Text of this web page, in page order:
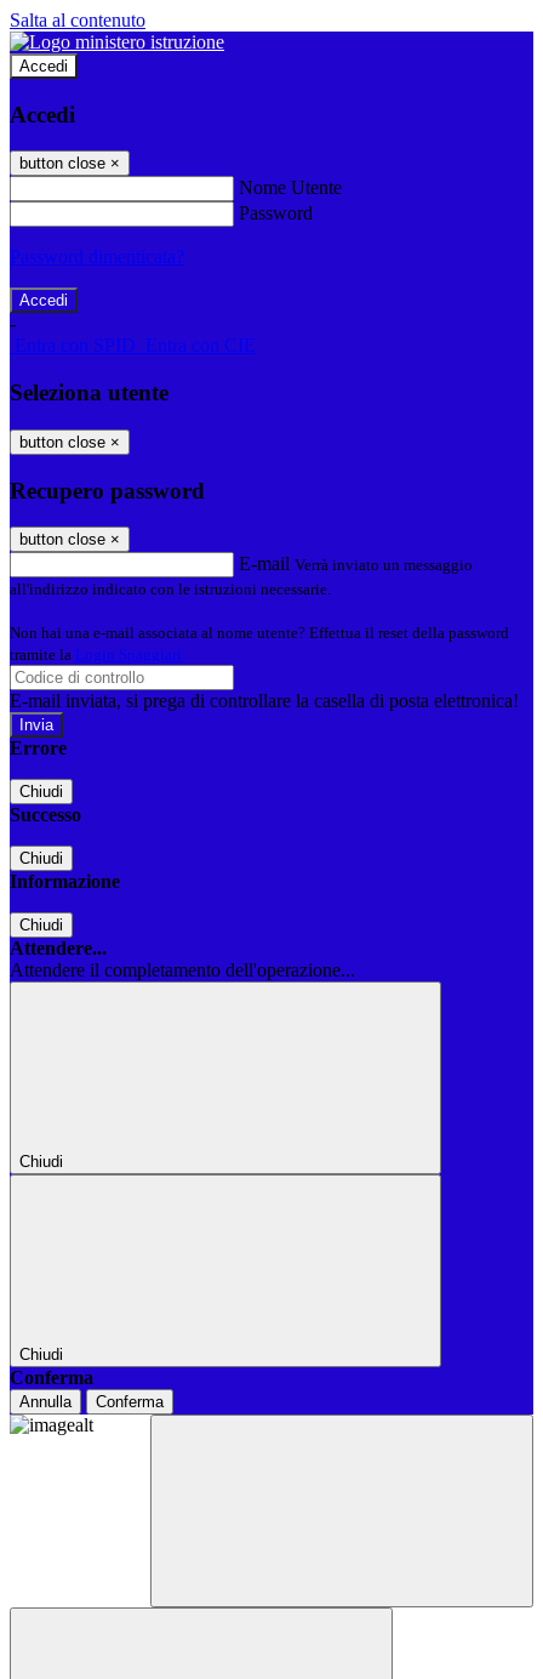
Salta al contenuto
Accedi
Accedi
button close ×
Nome Utente
Password
Password dimenticata?
-
Entra con SPID
Entra con CIE
Seleziona utente
button close ×
Recupero password
button close ×
E-mail Verrà inviato un messaggio
all'indirizzo indicato con le istruzioni necessarie.
Non hai una e-mail associata al nome utente? Effettua il reset della password
tramite la Login Spaggiari
E-mail inviata, si prega di controllare la casella di posta elettronica!
Errore
Chiudi
Successo
Chiudi
Informazione
Chiudi
Attendere...
Attendere il completamento dell'operazione...
Chiudi
Chiudi
Conferma
Annulla Conferma